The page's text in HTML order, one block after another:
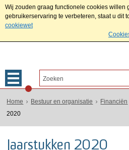
Wij zouden graag functionele cookies willen
gebruikerservaring te verbeteren, staat u dit
cookiewet
Home Bestuur en organisatie Financiën
2020
Jaarstukken 2020